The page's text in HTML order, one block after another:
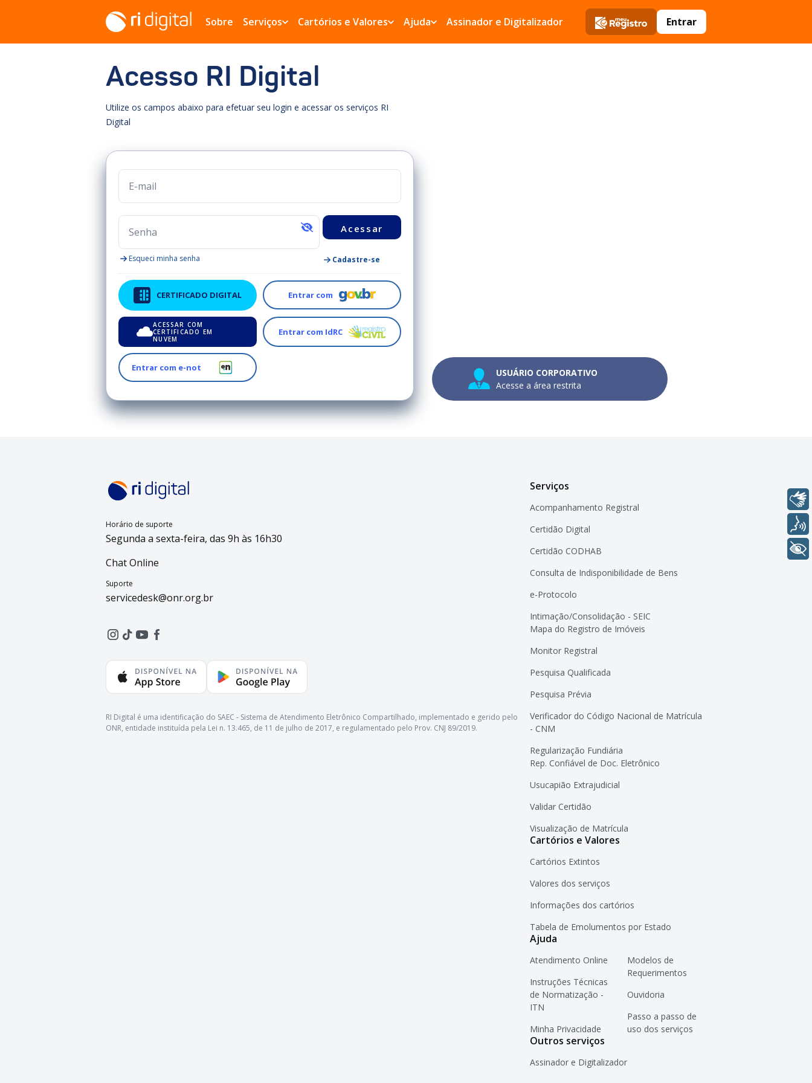
Sobre Serviços Cartórios e Valores Ajuda Assinador e Digitalizador Entrar
Acesso RI Digital
Utilize os campos abaixo para efetuar seu login e acessar os serviços RI
Digital
Esqueci minha senha Cadastre-se
CERTIFICADO DIGITAL Entrar com
ACESSAR COM
CERTIFICADO EM
NUVEM
Entrar com IdRC
Entrar com e-not
USUÁRIO CORPORATIVO
Acesse a área restrita
Horário de suporte
Segunda a sexta-feira, das 9h às 16h30
Chat Online
Suporte
servicedesk@onr.org.br
RI Digital é uma identificação do SAEC - Sistema de Atendimento Eletrônico Compartilhado, implementado e gerido pelo
ONR, entidade instituída pela Lei n. 13.465, de 11 de julho de 2017, e regulamentado pelo Prov. CNJ 89/2019.
Serviços
Acompanhamento Registral
Certidão Digital
Certidão CODHAB
Consulta de Indisponibilidade de Bens
e-Protocolo
Intimação/Consolidação - SEIC
Mapa do Registro de Imóveis
Monitor Registral
Pesquisa Qualificada
Pesquisa Prévia
Verificador do Código Nacional de Matrícula
- CNM
Regularização Fundiária
Rep. Confiável de Doc. Eletrônico
Usucapião Extrajudicial
Validar Certidão
Visualização de Matrícula
Cartórios e Valores
Cartórios Extintos
Valores dos serviços
Informações dos cartórios
Tabela de Emolumentos por Estado
Ajuda
Atendimento Online
Instruções Técnicas
de Normatização -
ITN
Minha Privacidade
Modelos de
Requerimentos
Ouvidoria
Passo a passo de
uso dos serviços
Outros serviços
Assinador e Digitalizador